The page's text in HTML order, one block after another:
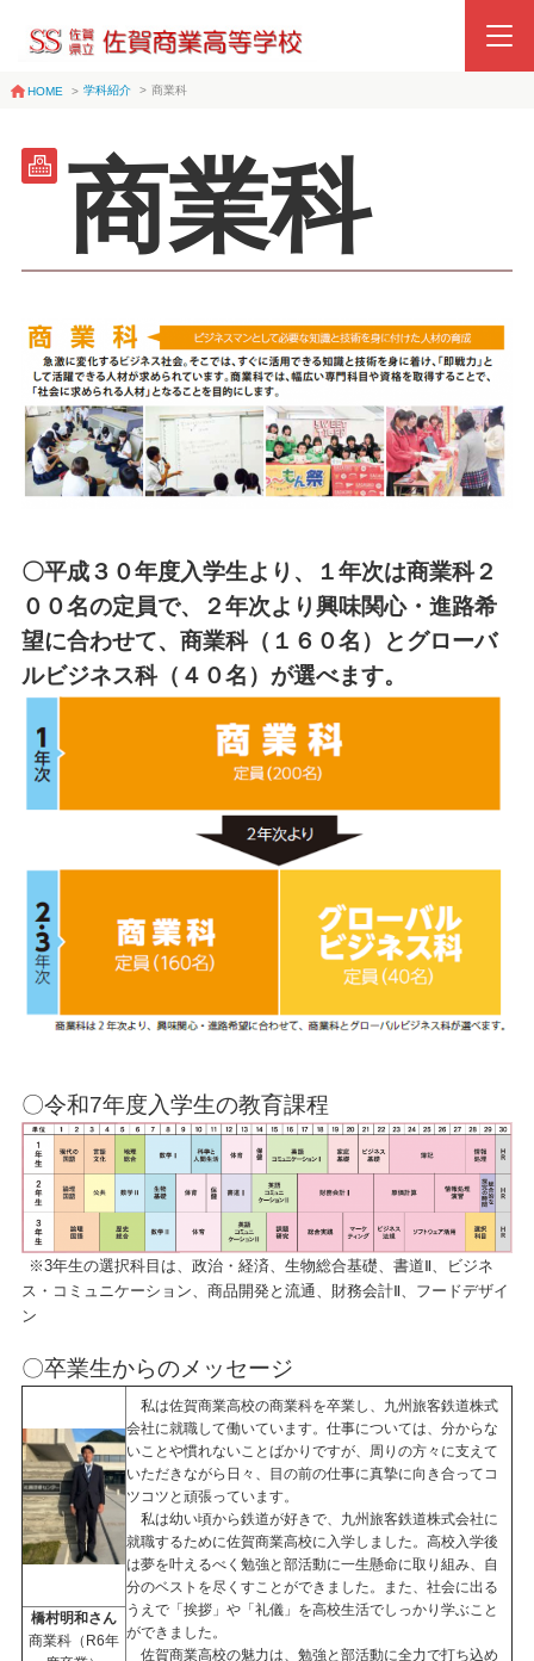
HOME > 学科紹介 > 商業科
商業科
〇平成３０年度入学生より、１年次は商業科２
００名の定員で、２年次より興味関心・進路希
望に合わせて、商業科（１６０名）とグローバ
ルビジネス科（４０名）が選べます。
〇令和7年度入学生の教育課程
※3年生の選択科目は、政治・経済、生物総合基礎、書道Ⅱ、ビジネ
ス・コミュニケーション、商品開発と流通、財務会計Ⅱ、フードデザイ
ン
〇卒業生からのメッセージ
私は佐賀商業高校の商業科を卒業し、九州旅客鉄道株式
会社に就職して働いています。仕事については、分からな
いことや慣れないことばかりですが、周りの方々に支えて
いただきながら日々、目の前の仕事に真摯に向き合ってコ
ツコツと頑張っています。
私は幼い頃から鉄道が好きで、九州旅客鉄道株式会社に
就職するために佐賀商業高校に入学しました。高校入学後
は夢を叶えるべく勉強と部活動に一生懸命に取り組み、自
分のベストを尽くすことができました。また、社会に出る
うえで「挨拶」や「礼儀」を高校生活でしっかり学ぶこと
ができました。
佐賀商業高校の魅力は、勉強と部活動に全力で打ち込め
橋村明和さん
商業科（R6年